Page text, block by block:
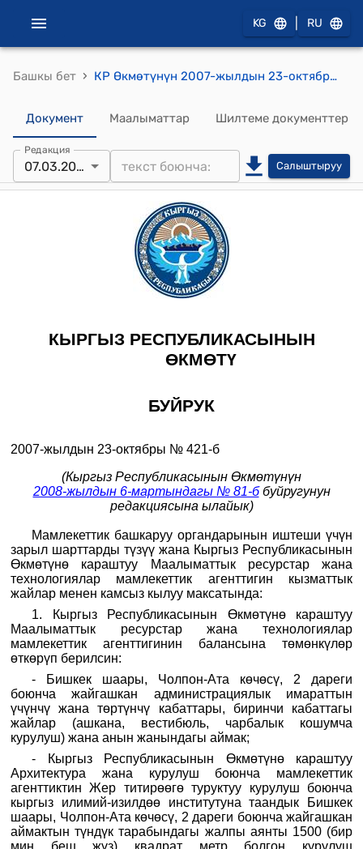
KG RU
Башкы бет › КР Өкмөтүнүн 2007-жылдын 23-октябрындагы № 421-б (Мамлекеттик башкаруу органдарынын иштеши үчүн зарыл шарттарды түзүү жана Кыргыз Республикасынын Өкмөтүнө караштуу Маалыматтык ресурстар жана технологиялар мамлекеттик агенттигин кызматтык жайлар менен камсыз кылуу жөнүндө) буйругу
Документ Маалыматтар Шилтеме документтер
Редакция
07.03.2008 Салыштыруу